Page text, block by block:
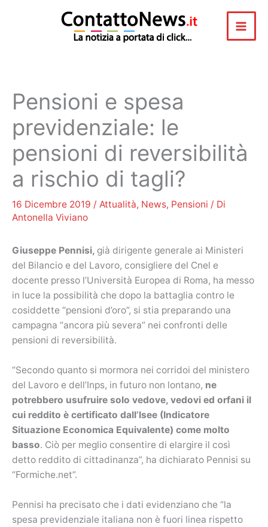
Pensioni e spesa
previdenziale: le
pensioni di reversibilità
a rischio di tagli?
16 Dicembre 2019 / Attualità, News, Pensioni / Di
Antonella Viviano
Giuseppe Pennisi, già dirigente generale ai Ministeri
del Bilancio e del Lavoro, consigliere del Cnel e
docente presso l’Università Europea di Roma, ha messo
in luce la possibilità che dopo la battaglia contro le
cosiddette “pensioni d’oro”, si stia preparando una
campagna “ancora più severa” nei confronti delle
pensioni di reversibilità.
“Secondo quanto si mormora nei corridoi del ministero
del Lavoro e dell’Inps, in futuro non lontano, ne
potrebbero usufruire solo vedove, vedovi ed orfani il
cui reddito è certificato dall’Isee (Indicatore
Situazione Economica Equivalente) come molto
basso. Ciò per meglio consentire di elargire il così
detto reddito di cittadinanza”, ha dichiarato Pennisi su
“Formiche.net”.
Pennisi ha precisato che i dati evidenziano che “la
spesa previdenziale italiana non è fuori linea rispetto